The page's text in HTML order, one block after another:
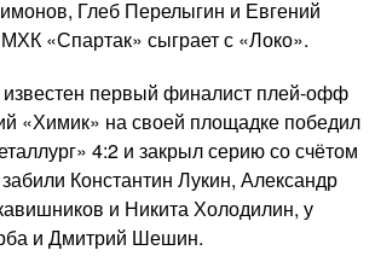
Глеб Перелыгин и Евгений
«Спартак» сыграет с «Локо».
известен первый финалист плей-офф
«Химик» на своей площадке победил
4:2 и закрыл серию со счётом
Константин Лукин, Александр
и Никита Холодилин, у
и Дмитрий Шешин.